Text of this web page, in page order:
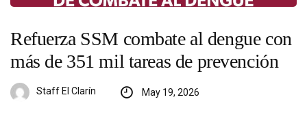
Refuerza SSM combate al dengue con
más de 351 mil tareas de prevención
Staff El Clarín May 19, 2026